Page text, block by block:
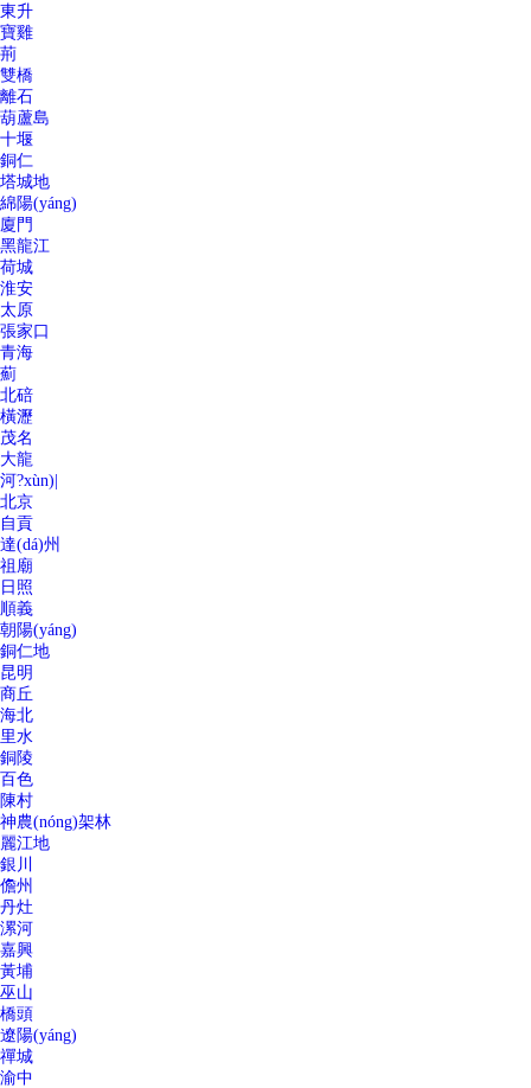
東升
寶雞
荊
雙橋
離石
葫蘆島
十堰
銅仁
塔城地
綿陽(yáng)
廈門
黑龍江
荷城
淮安
太原
張家口
青海
薊
北碚
橫瀝
茂名
大龍
河?xùn)|
北京
自貢
達(dá)州
祖廟
日照
順義
朝陽(yáng)
銅仁地
昆明
商丘
海北
里水
銅陵
百色
陳村
神農(nóng)架林
麗江地
銀川
儋州
丹灶
漯河
嘉興
黃埔
巫山
橋頭
遼陽(yáng)
禪城
渝中